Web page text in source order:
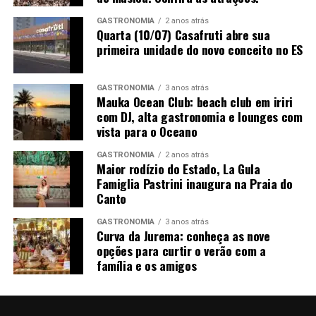
Sala 1
12:00
Meu Pé de
A10
Sala 2 14:30
Quilombo
(120 min)
A12
Sala 1 15:30
Compadecid
a 2 (114
min)
(97 min)
Sala 1 18:30
Sonhar com
Leões (87
A16
maranhense participarão de um intercâmbio artístico
para compartilhar vivências, processos criativos e
experiências de palco.
“Esse encontro entre os grupos do Espírito Santo e do
Maranhão fortalece o fazer artístico, amplia repertórios
e contribui para o desenvolvimento das artes cênicas,
reafirmando o compromisso do Sesc Espírito Santo com
a valorização da cultura e a formação de redes de
colaboração”, ressalta Rafaella Vagmaker.
GASTRONOMIA 2 anos atrás
Quarta (10/07) Casafruti abre sua
primeira unidade do novo conceito no ES
GASTRONOMIA 3 anos atrás
Mauka Ocean Club: beach club em iriri
com DJ, alta gastronomia e lounges com
vista para o Oceano
GASTRONOMIA 2 anos atrás
Maior rodízio do Estado, La Gula
Famiglia Pastrini inaugura na Praia do
Canto
GASTRONOMIA 3 anos atrás
Curva da Jurema: conheça as nove
opções para curtir o verão com a
família e os amigos